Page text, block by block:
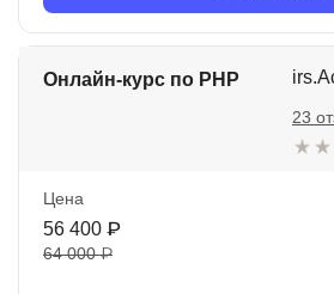
Онлайн-курс по PHP
23
Цена
56 400 ₽
64 000 ₽